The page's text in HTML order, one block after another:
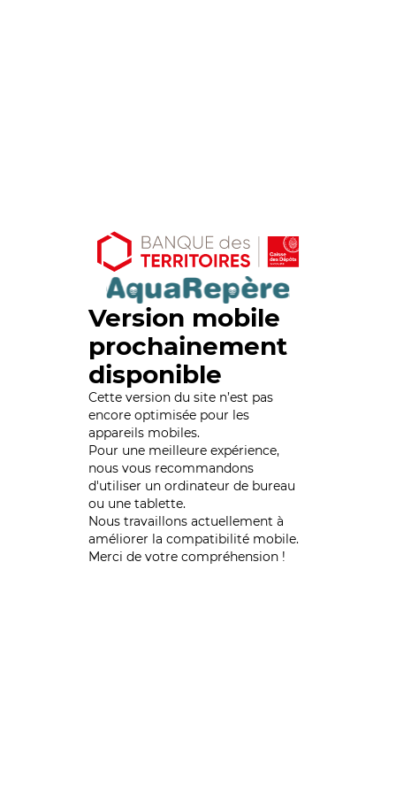
Version mobile
prochainement
disponible
Cette version du site n’est pas
encore optimisée pour les
appareils mobiles.
Pour une meilleure expérience,
nous vous recommandons
d'utiliser un ordinateur de bureau
ou une tablette.
Nous travaillons actuellement à
améliorer la compatibilité mobile.
Merci de votre compréhension !